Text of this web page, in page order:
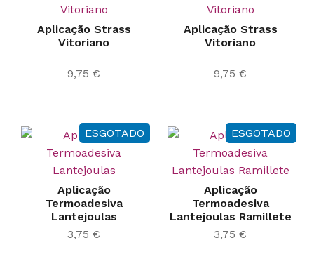
Aplicação Strass
Vitoriano
9,75 €
Aplicação Strass
Vitoriano
9,75 €
ESGOTADO
Aplicação
Termoadesiva
Lantejoulas
3,75 €
ESGOTADO
Aplicação
Termoadesiva
Lantejoulas Ramillete
3,75 €